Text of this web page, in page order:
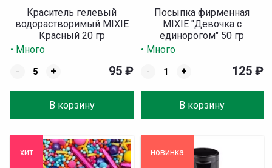
Краситель гелевый
водорастворимый MIXIE
Красный 20 гр
• Много
-
+
В корзину
95 ₽
Посыпка фирменная
MIXIE "Девочка с
единорогом" 50 гр
• Много
-
+
В корзину
125 ₽
хит новинка